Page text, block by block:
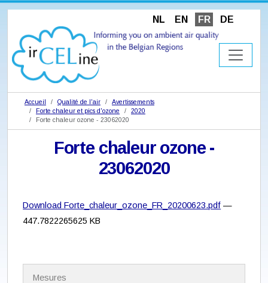
NL EN FR DE
Accueil Qualité de l'air
Avertissements
Forte chaleur et pics d'ozone
2020
Forte chaleur ozone - 23062020
Forte chaleur ozone -
23062020
Download Forte_chaleur_ozone_FR_20200623.pdf —
447.7822265625 KB
Mesures